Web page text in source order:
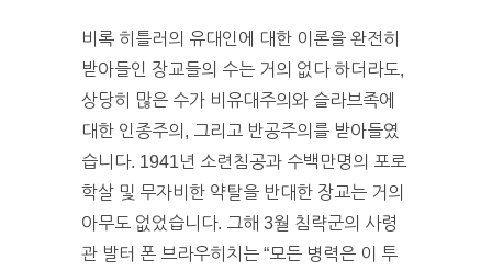
비록 히틀러의 유대인에 대한 이론을 완전히
받아들인 장교들의 수는 거의 없다 하더라도,
상당히 많은 수가 비유대주의와 슬라브족에
대한 인종주의, 그리고 반공주의를 받아들였
습니다. 1941년 소련침공과 수백만명의 포로
학살 및 무자비한 약탈을 반대한 장교는 거의
아무도 없었습니다. 그해 3월 침략군의 사령
관 발터 폰 브라우히치는 “모든 병력은 이 투